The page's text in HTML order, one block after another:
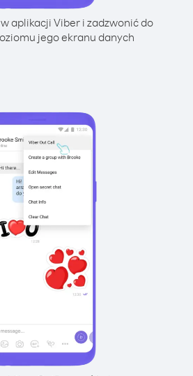
aplikacji Viber i zadzwonić do
jego ekranu danych